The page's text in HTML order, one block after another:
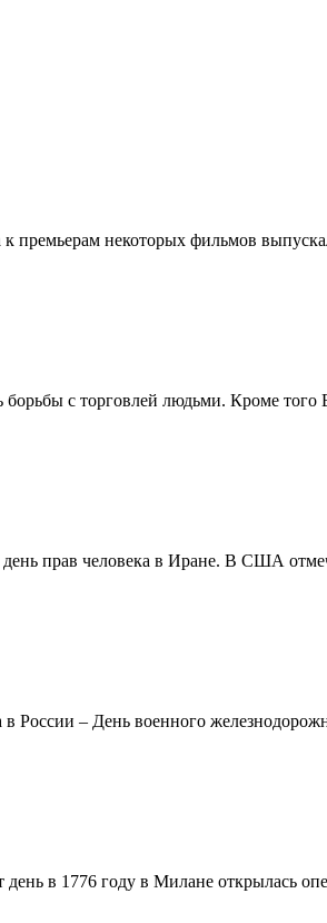
премьерам некоторых фильмов
с торговлей людьми. Кроме того
прав человека в Иране. В США
– День военного
в 1776 году в Милане открылась